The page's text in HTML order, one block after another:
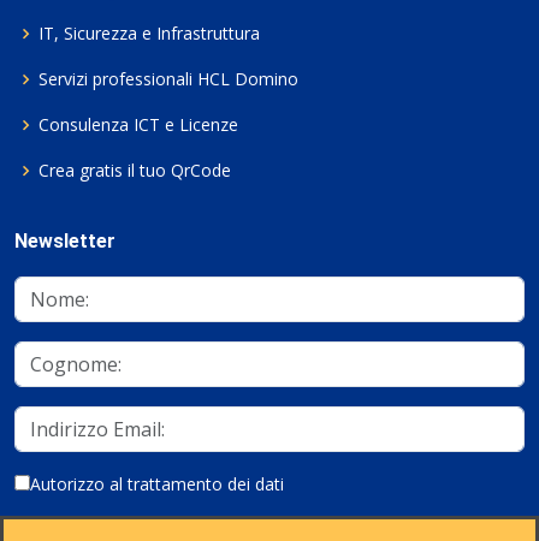
IT, Sicurezza e Infrastruttura
Servizi professionali HCL Domino
Consulenza ICT e Licenze
Crea gratis il tuo QrCode
Newsletter
Autorizzo al trattamento dei dati